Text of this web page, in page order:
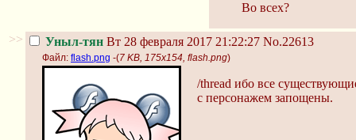
Во всех?
>> Уныл-тян Вт 28 февраля 2017 21:22:27 No.22613
Файл: flash.png -(7 KB, 175x154, flash.png)
/thread ибо все
с персонажем запощены.